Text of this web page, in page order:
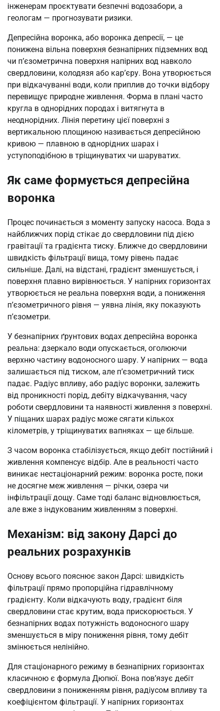
інженерам проєктувати безпечні водозабори, а
геологам — прогнозувати ризики.
Депресійна воронка, або воронка депресії, — це
понижена вільна поверхня безнапірних підземних вод
чи п’єзометрична поверхня напірних вод навколо
свердловини, колодязя або кар’єру. Вона утворюється
при відкачуванні води, коли приплив до точки відбору
перевищує природне живлення. Форма в плані часто
кругла в однорідних породах і витягнута в
неоднорідних. Лінія перетину цієї поверхні з
вертикальною площиною називається депресійною
кривою — плавною в однорідних шарах і
уступоподібною в тріщинуватих чи шаруватих.
Як саме формується депресійна
воронка
Процес починається з моменту запуску насоса. Вода з
найближчих порід стікає до свердловини під дією
гравітації та градієнта тиску. Ближче до свердловини
швидкість фільтрації вища, тому рівень падає
сильніше. Далі, на відстані, градієнт зменшується, і
поверхня плавно вирівнюється. У напірних горизонтах
утворюється не реальна поверхня води, а пониження
п’єзометричного рівня — уявна лінія, яку показують
п’єзометри.
У безнапірних ґрунтових водах депресійна воронка
реальна: дзеркало води опускається, оголюючи
верхню частину водоносного шару. У напірних — вода
залишається під тиском, але п’єзометричний тиск
падає. Радіус впливу, або радіус воронки, залежить
від проникності порід, дебіту відкачування, часу
роботи свердловини та наявності живлення з поверхні.
У піщаних шарах радіус може сягати кількох
кілометрів, у тріщинуватих вапняках — ще більше.
З часом воронка стабілізується, якщо дебіт постійний і
живлення компенсує відбір. Але в реальності часто
виникає нестаціонарний режим: воронка росте, поки
не досягне меж живлення — річки, озера чи
інфільтрації дощу. Саме тоді баланс відновлюється,
але вже з індукованим живленням з поверхні.
Механізм: від закону Дарсі до
реальних розрахунків
Основу всього пояснює закон Дарсі: швидкість
фільтрації прямо пропорційна гідравлічному
градієнту. Коли відкачують воду, градієнт біля
свердловини стає крутим, вода прискорюється. У
безнапірних водах потужність водоносного шару
зменшується в міру пониження рівня, тому дебіт
змінюється нелінійно.
Для стаціонарного режиму в безнапірних горизонтах
класичною є формула Дюпюї. Вона пов’язує дебіт
свердловини з пониженням рівня, радіусом впливу та
коефіцієнтом фільтрації. У напірних горизонтах